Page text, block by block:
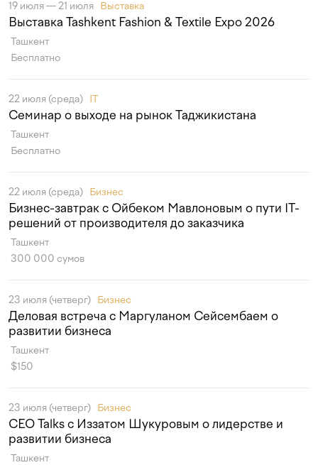
19 июля — 21 июля Выставка
Выставка Tashkent Fashion & Textile Expo 2026
Ташкент
Бесплатно
22 июля (среда) IT
Семинар о выходе на рынок Таджикистана
Ташкент
Бесплатно
22 июля (среда) Бизнес
Бизнес-завтрак с Ойбеком Мавлоновым о пути IT-
решений от производителя до заказчика
Ташкент
300 000 сумов
23 июля (четверг) Бизнес
Деловая встреча с Маргуланом Сейсембаем о
развитии бизнеса
Ташкент
$150
23 июля (четверг) Бизнес
CEO Talks с Иззатом Шукуровым о лидерстве и
развитии бизнеса
Ташкент